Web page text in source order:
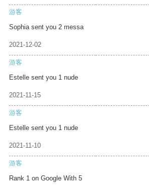
游客
Sophia sent you 2 messa
2021-12-02
游客
Estelle sent you 1 nude
2021-11-15
游客
Estelle sent you 1 nude
2021-11-10
游客
Rank 1 on Google With 5